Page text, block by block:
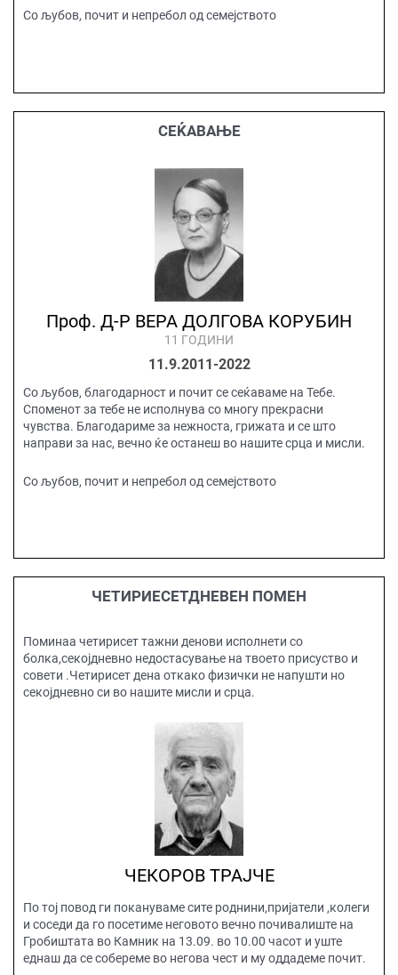
Со љубов, почит и непребол од семејството
СЕЌАВАЊЕ
Проф. Д-Р ВЕРА ДОЛГОВА КОРУБИН
11 ГОДИНИ
11.9.2011-2022
Со љубов, благодарност и почит се сеќаваме на Тебе.
Споменот за тебе не исполнува со многу прекрасни
чувства. Благодариме за нежноста, грижата и се што
направи за нас, вечно ќе останеш во нашите срца и мисли.
Со љубов, почит и непребол од семејството
ЧЕТИРИЕСЕТДНЕВЕН ПОМЕН
Поминаа четирисет тажни денови исполнети со
болка,секојдневно недостасување на твоето присуство и
совети .Четирисет дена откако физички не напушти но
секојдневно си во нашите мисли и срца.
ЧЕКОРОВ ТРАЈЧЕ
По тој повод ги покануваме сите роднини,пријатели ,колеги
и соседи да го посетиме неговото вечно почивалиште на
Гробиштата во Камник на 13.09. во 10.00 часот и уште
еднаш да се собереме во негова чест и му оддадеме почит.